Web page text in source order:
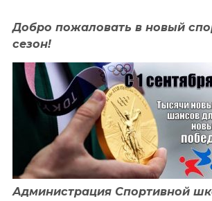
Добро пожаловать в новый
сезон!
Администрация Спортивной